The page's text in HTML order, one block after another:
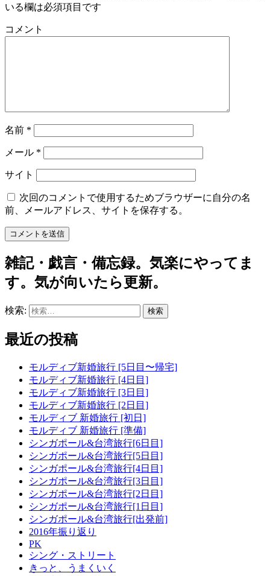
いる欄は必須項目です
コメント
名前 *
メール *
サイト
次回のコメントで使用するためブラウザーに自分の名
前、メールアドレス、サイトを保存する。
雑記・戯言・備忘録。気楽にやってま
す。気が向いたら更新。
検索:
最近の投稿
モルディブ新婚旅行 [5日目〜帰宅]
モルディブ新婚旅行 [4日目]
モルディブ新婚旅行 [3日目]
モルディブ新婚旅行 [2日目]
モルディブ 新婚旅行 [初日]
モルディブ 新婚旅行 [準備]
シンガポール&台湾旅行[6日目]
シンガポール&台湾旅行[5日目]
シンガポール&台湾旅行[4日目]
シンガポール&台湾旅行[3日目]
シンガポール&台湾旅行[2日目]
シンガポール&台湾旅行[1日目]
シンガポール&台湾旅行[出発前]
2016年振り返り
PK
シング・ストリート
きっと、うまくいく